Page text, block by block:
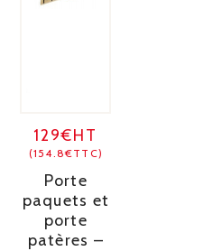
129€HT
(154.8€TTC)
Porte
paquets et
porte
patères –